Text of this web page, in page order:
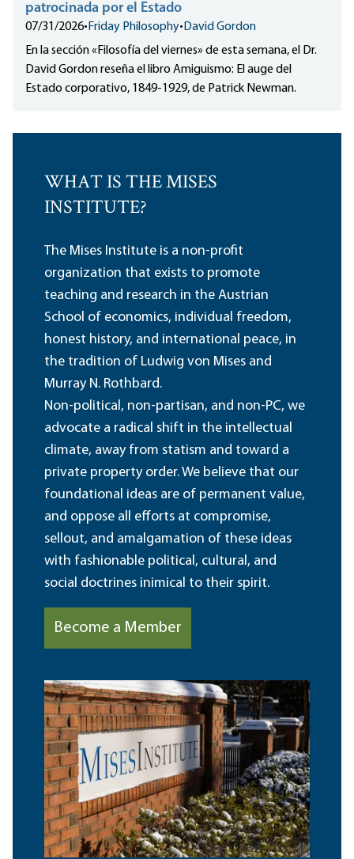
patrocinada por el Estado
07/31/2026• Friday Philosophy• David Gordon
En la sección «Filosofía del viernes» de esta semana, el Dr.
David Gordon reseña el libro Amiguismo: El auge del
Estado corporativo, 1849-1929, de Patrick Newman.
WHAT IS THE MISES
INSTITUTE?
The Mises Institute is a non-profit
organization that exists to promote
teaching and research in the Austrian
School of economics, individual freedom,
honest history, and international peace, in
the tradition of Ludwig von Mises and
Murray N. Rothbard.
Non-political, non-partisan, and non-PC, we
advocate a radical shift in the intellectual
climate, away from statism and toward a
private property order. We believe that our
foundational ideas are of permanent value,
and oppose all efforts at compromise,
sellout, and amalgamation of these ideas
with fashionable political, cultural, and
social doctrines inimical to their spirit.
Become a Member